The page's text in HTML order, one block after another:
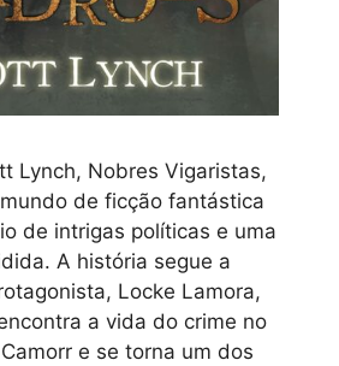
Lynch, Nobres Vigaristas,
de ficção fantástica
de intrigas políticas e uma
A história segue a
Locke Lamora,
a vida do crime no
e se torna um dos